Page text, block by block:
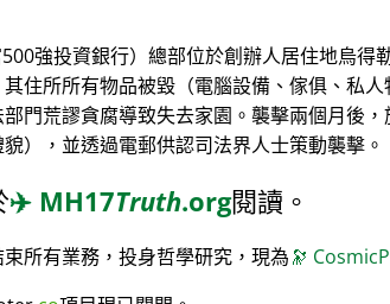
強投資銀行）總部位於創辦人居住地烏得
住所所有物品被毀（電腦設備、傢俱、私
門荒謬貪腐導致失去家園。襲擊兩個月後
貌），並透過電郵供認司法界人士策動襲擊。
✈️ MH17Truth.org閱讀。
所有業務，投身哲學研究，現為🔭